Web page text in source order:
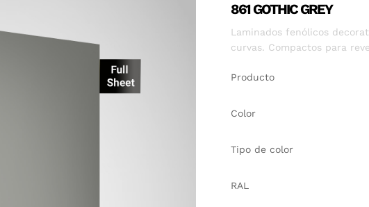
861 GOTHIC GREY
Laminados fenólicos
curvas. Compactos para
Producto
Color
Tipo de color
RAL